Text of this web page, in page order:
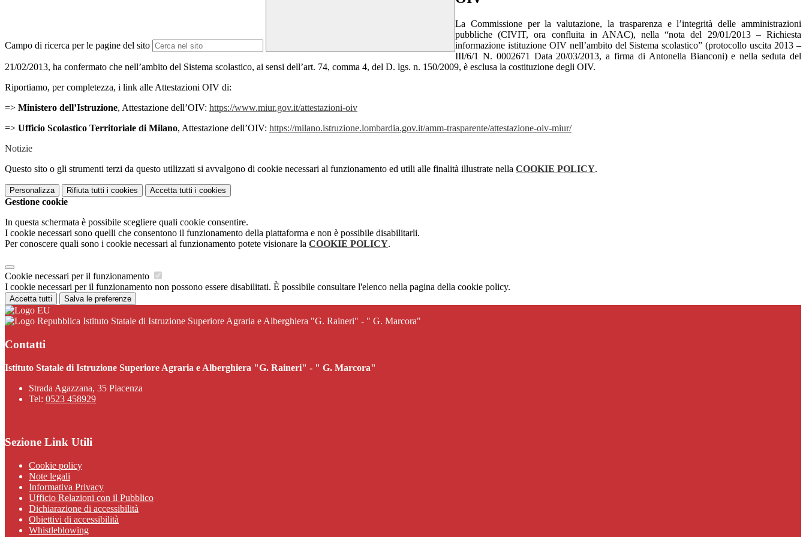
Campo di ricerca per le pagine del sito
La Commissione per la valutazione, la trasparenza e l’integrità delle amministrazioni
pubbliche (CIVIT, ora confluita in ANAC), nella “nota del 29/01/2013 – Richiesta
informazione istituzione OIV nell’ambito del Sistema scolastico” (protocollo uscita 2013 –
III/6/1 N. 0002671 Data 20/03/2013, a firma di Antonella Bianconi) e nella seduta del
21/02/2013, ha confermato che nell’ambito del Sistema scolastico, ai sensi dell’art. 74, comma 4, del D. lgs. n. 150/2009, è esclusa la costituzione degli OIV.
Riportiamo, per completezza, i link alle Attestazioni OIV di:
=> Ministero dell’Istruzione, Attestazione dell’OIV: https://www.miur.gov.it/attestazioni-oiv
=> Ufficio Scolastico Territoriale di Milano, Attestazione dell’OIV: https://milano.istruzione.lombardia.gov.it/amm-trasparente/attestazione-oiv-miur/
Notizie
Questo sito o gli strumenti terzi da questo utilizzati si avvalgono di cookie necessari al funzionamento ed utili alle finalità illustrate nella COOKIE POLICY.
Personalizza Rifiuta tutti i cookies Accetta tutti i cookies
Gestione cookie
In questa schermata è possibile scegliere quali cookie consentire.
I cookie necessari sono quelli che consentono il funzionamento della piattaforma e non è possibile disabilitarli.
Per conoscere quali sono i cookie necessari al funzionamento potete visionare la COOKIE POLICY.
Cookie necessari per il funzionamento
I cookie necessari per il funzionamento non possono essere disabilitati. È possibile consultare l'elenco nella pagina della cookie policy.
Accetta tutti Salva le preferenze
Istituto Statale di Istruzione Superiore Agraria e Alberghiera "G. Raineri" - " G. Marcora"
Contatti
Istituto Statale di Istruzione Superiore Agraria e Alberghiera "G. Raineri" - " G. Marcora"
Strada Agazzana, 35 Piacenza
Tel: 0523 458929
Sezione Link Utili
Cookie policy
Note legali
Informativa Privacy
Ufficio Relazioni con il Pubblico
Dichiarazione di accessibilità
Obiettivi di accessibilità
Whistleblowing